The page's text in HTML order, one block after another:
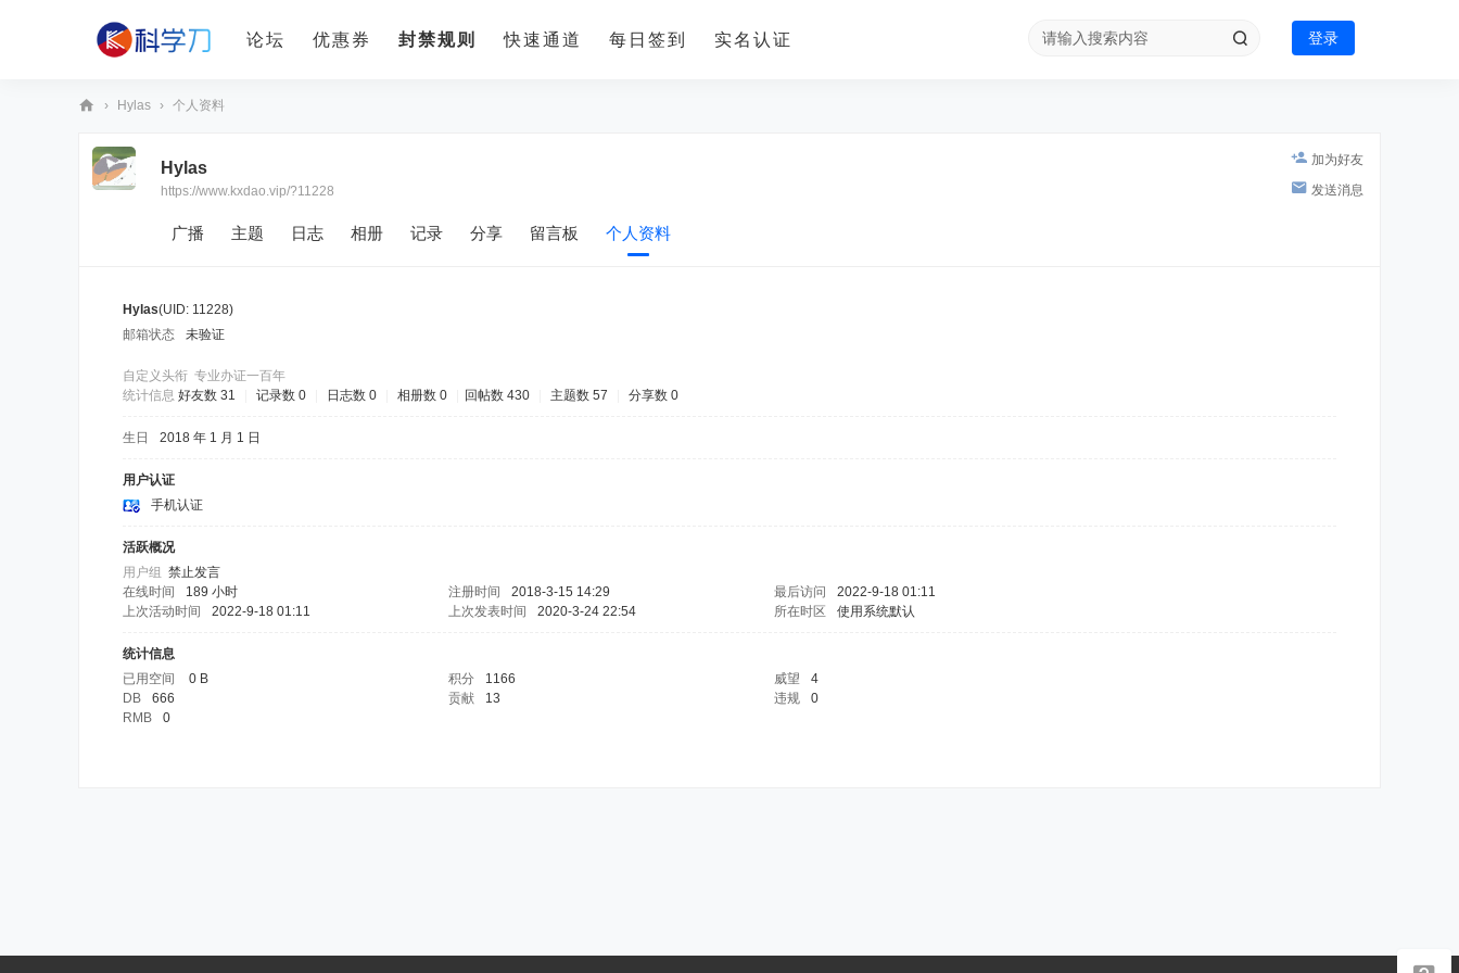
论坛 优惠券 封禁规则 快速通道 每日签到 实名认证 登录
学
› Hylas › 个人资料
加为好友
发送消息
Hylas
https://www.kxdao.vip/?11228
广播 主题 日志 相册 记录 分享 留言板 个人资料
Hylas(UID: 11228)
邮箱状态
未验证
自定义头衔 专业办证一百年
统计信息 好友数 31 记录数 0 日志数 0 相册数 0 回帖数 430 主题数 57 分享数 0
生日 2018 年 1 月 1 日
用户认证
手机认证
活跃概况
用户组 禁止发言
在线时间
189 小时 注册时间 2018-3-15 14:29 最后访问
2022-9-18 01:11
上次活动时间
2022-9-18 01:11 上次发表时间 2020-3-24 22:54 所在时区 使用系统默认
统计信息
已用空间
0 B 积分 1166 威望
4
DB
666 贡献 13 违规
0
RMB
0